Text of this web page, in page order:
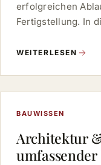
erfolgreichen
Fertigstellung. In
WEITERLESEN
BAUWISSEN
Architektur